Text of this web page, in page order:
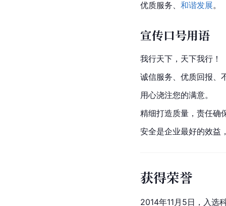
优质服务、 和谐发展。
宣传口号用语
我行天下，天下我行！
诚信服务、优质回报、
用心浇注您的满意。
精细打造质量，责任确
安全是企业最好的效益
获得荣誉
2014年11月5日，入选